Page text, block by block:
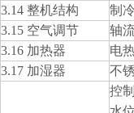
3.14 整机结构
制
3.15 空气调节
轴
3.16 加热器
电
3.17 加湿器
不
控